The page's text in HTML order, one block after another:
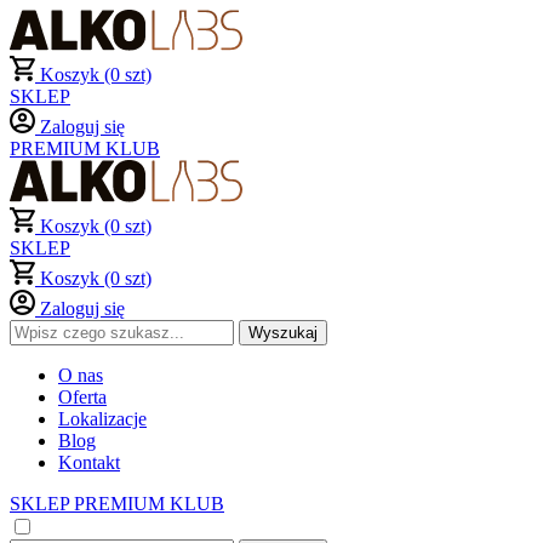
Koszyk (0 szt)
SKLEP
Zaloguj się
PREMIUM KLUB
Koszyk (0 szt)
SKLEP
Koszyk (0 szt)
Zaloguj się
O nas
Oferta
Lokalizacje
Blog
Kontakt
SKLEPPREMIUM KLUB